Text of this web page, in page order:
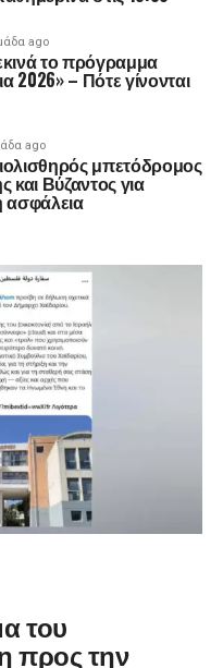
ago
το πρόγραμμα
2026» – Πότε γίνονται
ago
μπετόδρομος
και Βύζαντος για
ασφάλεια
του
προς την